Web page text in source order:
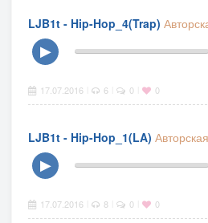
LJB1t - Hip-Hop_4(Trap)
▶
17.07.2016 6 0 0
LJB1t - Hip-Hop_1(LA) Авторская
▶
17.07.2016 8 0 0